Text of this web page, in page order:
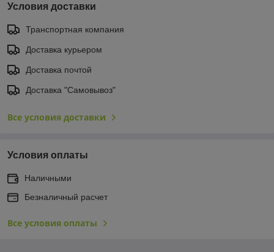
Условия доставки
Транспортная компания
Доставка курьером
Доставка почтой
Доставка "Самовывоз"
Все условия доставки
Условия оплаты
Наличными
Безналичный расчет
Все условия оплаты